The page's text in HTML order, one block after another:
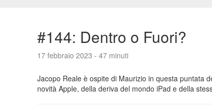
#144: Dentro o Fuori?
17 febbraio 2023 - 47 minuti
Jacopo Reale è ospite di Maurizio in questa puntata
novità Apple, della deriva del mondo iPad e della